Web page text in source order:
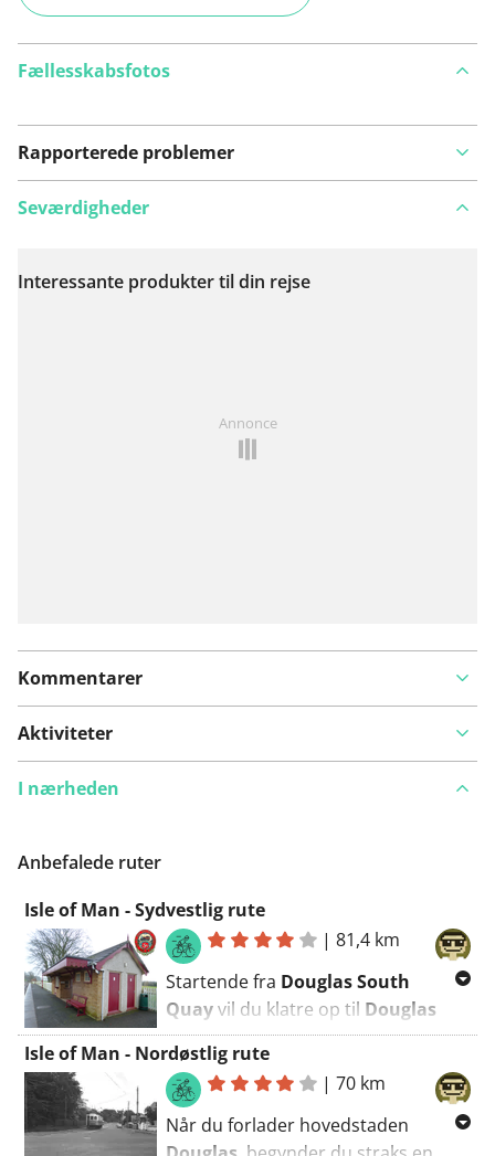
Fællesskabsfotos
Rapporterede problemer
Se på kort
Seværdigheder
Interessante produkter til din rejse
Annonce
Kommentarer
Aktiviteter
I nærheden
Anbefalede ruter
Isle of Man - Sydvestlig rute
|81,4 km
Startende fra Douglas South
Quayvil du klatre op til Douglas
Headog følge den klippeholdige
Marine Drive
middelalderlige hovedstad
Castletown. Efter at have udforsket
fæstningenCastle Rushen, går
Isle of Man - Nordøstlig rute
|70 km
Når du forlader hovedstaden